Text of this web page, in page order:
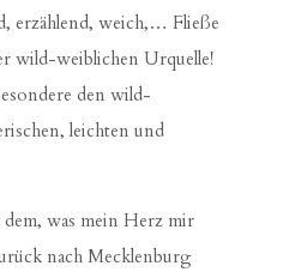
erzählend, weich,… Fließe
wild-weiblichen Urquelle!
den wild-
leichten und
was mein Herz mir
nach Mecklenburg